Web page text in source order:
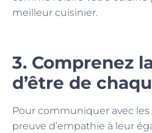
meilleur cuisinier.
3. Comprenez
d’être de
Pour communiquer avec
preuve d’empathie à leur